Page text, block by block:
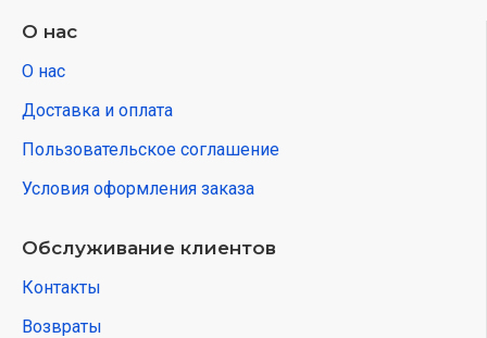
О нас
О нас
Доставка и оплата
Пользовательское соглашение
Условия оформления заказа
Обслуживание клиентов
Контакты
Возвраты